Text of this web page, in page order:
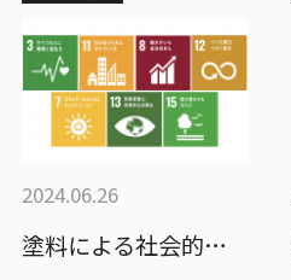
2024.06.26
塗料による社会的影響を考えよう！VOCと…